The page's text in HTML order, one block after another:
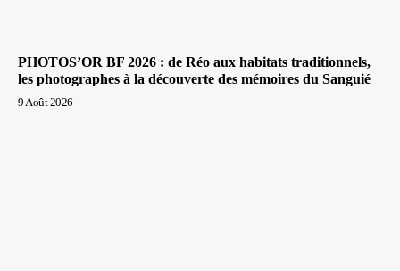
PHOTOS’OR BF 2026 : de Réo aux habitats traditionnels,
les photographes à la découverte des mémoires du Sanguié
9 Août 2026